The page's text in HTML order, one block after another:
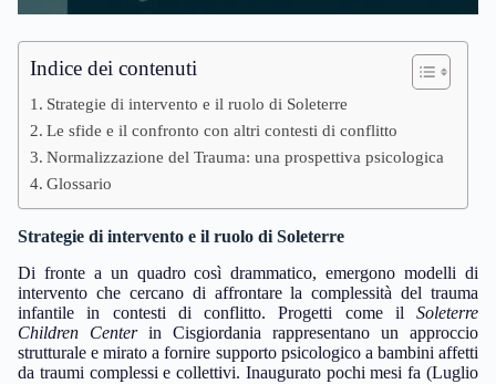
Indice dei contenuti
Strategie di intervento e il ruolo di Soleterre
Le sfide e il confronto con altri contesti di conflitto
Normalizzazione del Trauma: una prospettiva psicologica
Glossario
Strategie di intervento e il ruolo di Soleterre
Di fronte a un quadro così drammatico, emergono modelli di
intervento che cercano di affrontare la complessità del trauma
infantile in contesti di conflitto. Progetti come il Soleterre
Children Centerin Cisgiordania rappresentano un approccio
strutturale e mirato a fornire supporto psicologico a bambini affetti
da traumi complessi e collettivi. Inaugurato pochi mesi fa (Luglio